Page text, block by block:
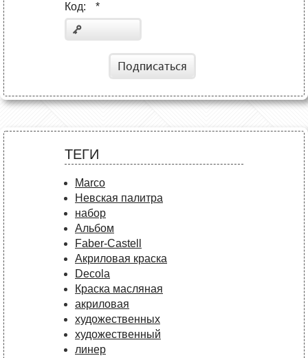
Код: *
Подписаться
ТЕГИ
Marco
Невская палитра
набор
Альбом
Faber-Castell
Акриловая краска
Decola
Краска масляная
акриловая
художественных
художественный
линер